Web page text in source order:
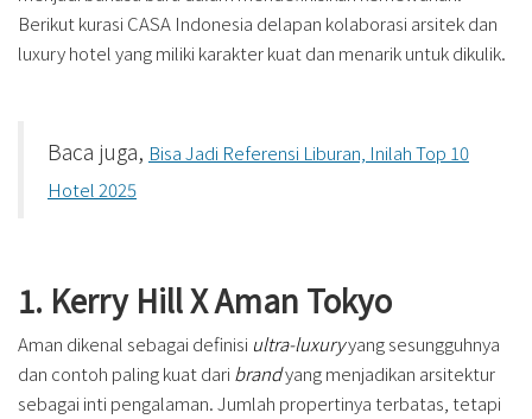
Berikut kurasi CASA Indonesia delapan kolaborasi arsitek dan
luxury hotel yang miliki karakter kuat dan menarik untuk dikulik.
Baca juga, Bisa Jadi Referensi Liburan, Inilah Top 10
Hotel 2025
1. Kerry Hill X Aman Tokyo
Aman dikenal sebagai definisi ultra-luxuryyang sesungguhnya
dan contoh paling kuat dari brandyang menjadikan arsitektur
sebagai inti pengalaman. Jumlah propertinya terbatas, tetapi